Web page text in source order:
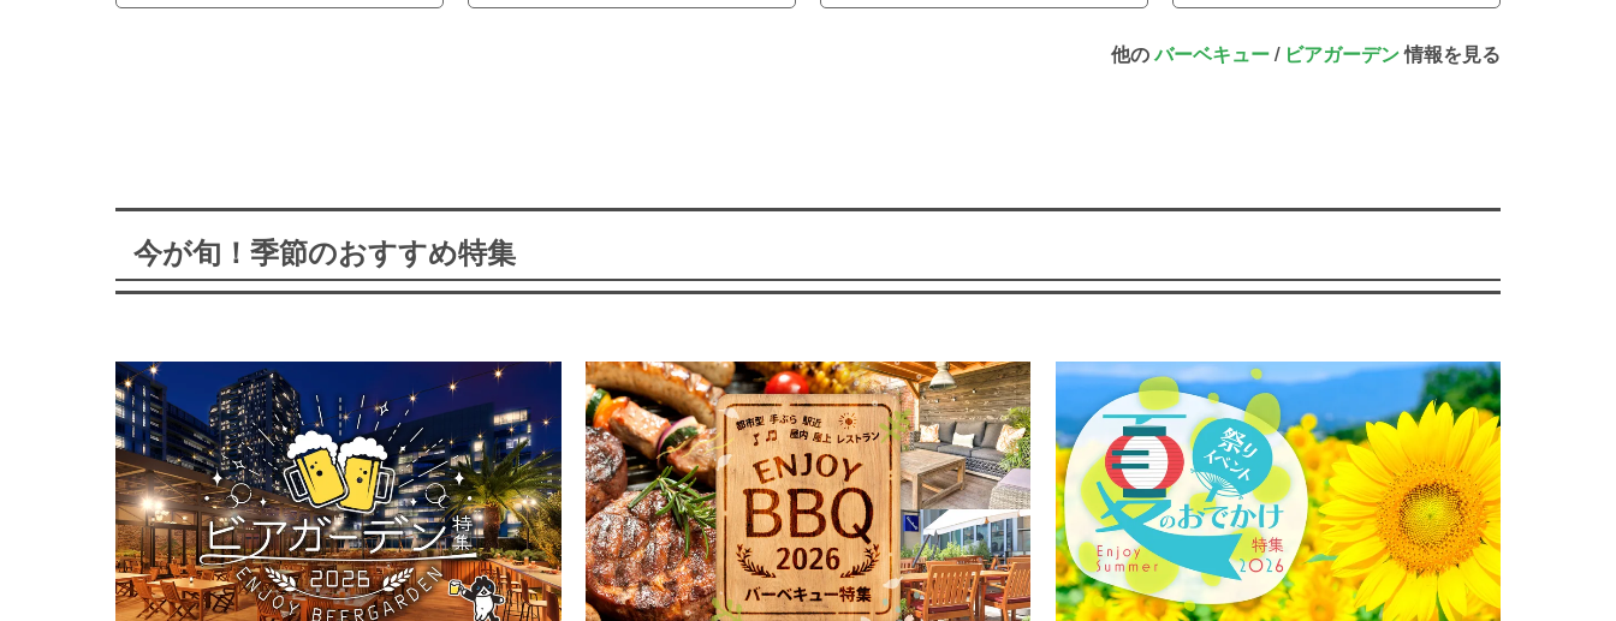
他のバーベキュー/ ビアガーデン情報を見る
今が旬！季節のおすすめ特集